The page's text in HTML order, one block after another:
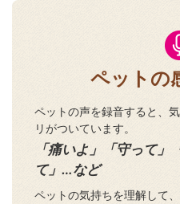
ペットの
ペットの声を録音すると、
リがついています。
「痛いよ」「守って」
て」…など
ペットの気持ちを理解して